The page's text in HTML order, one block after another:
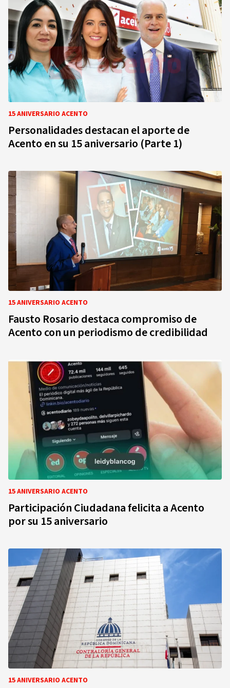
15 ANIVERSARIO ACENTO
Personalidades destacan el aporte de
Acento en su 15 aniversario (Parte 1)
15 ANIVERSARIO ACENTO
Fausto Rosario destaca compromiso de
Acento con un periodismo de credibilidad
15 ANIVERSARIO ACENTO
Participación Ciudadana felicita a Acento
por su 15 aniversario
15 ANIVERSARIO ACENTO